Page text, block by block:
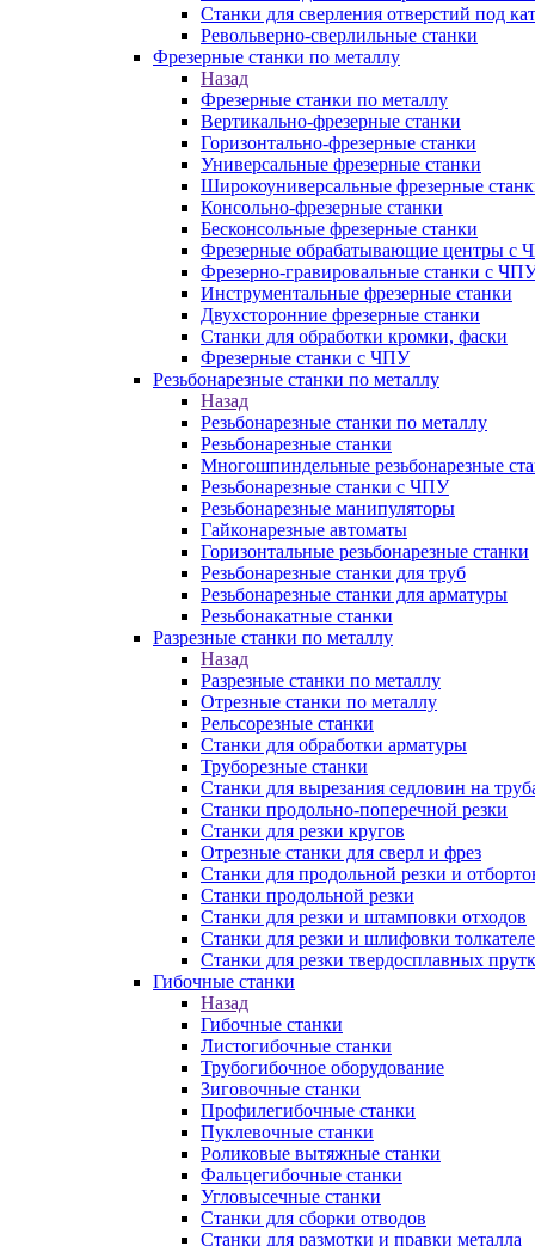
Станки для сверления отверстий под
Револьверно-сверлильные станки
Фрезерные станки по металлу
Назад
Фрезерные станки по металлу
Вертикально-фрезерные станки
Горизонтально-фрезерные станки
Универсальные фрезерные станки
Широкоуниверсальные фрезерные
Консольно-фрезерные станки
Бесконсольные фрезерные станки
Фрезерные обрабатывающие центры с
Фрезерно-гравировальные станки с
Инструментальные фрезерные станки
Двухсторонние фрезерные станки
Станки для обработки кромки, фаски
Фрезерные станки с ЧПУ
Резьбонарезные станки по металлу
Назад
Резьбонарезные станки по металлу
Резьбонарезные станки
Многошпиндельные резьбонарезные
Резьбонарезные станки с ЧПУ
Резьбонарезные манипуляторы
Гайконарезные автоматы
Горизонтальные резьбонарезные станки
Резьбонарезные станки для труб
Резьбонарезные станки для арматуры
Резьбонакатные станки
Разрезные станки по металлу
Назад
Разрезные станки по металлу
Отрезные станки по металлу
Рельсорезные станки
Станки для обработки арматуры
Труборезные станки
Станки для вырезания седловин на
Станки продольно-поперечной резки
Станки для резки кругов
Отрезные станки для сверл и фрез
Станки для продольной резки и
Станки продольной резки
Станки для резки и штамповки отходов
Станки для резки и шлифовки
Станки для резки твердосплавных
Гибочные станки
Назад
Гибочные станки
Листогибочные станки
Трубогибочное оборудование
Зиговочные станки
Профилегибочные станки
Пуклевочные станки
Роликовые вытяжные станки
Фальцегибочные станки
Угловысечные станки
Станки для сборки отводов
Станки для размотки и правки металла